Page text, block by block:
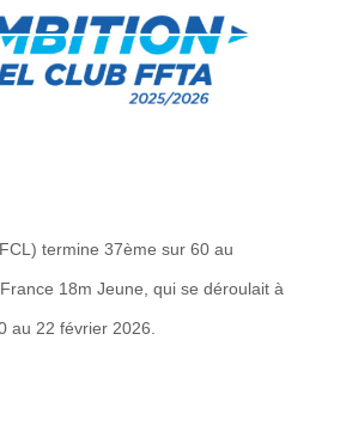
termine 37ème sur 60 au
18m Jeune, qui se déroulait à
au 22 février 2026.